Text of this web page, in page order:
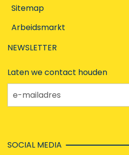
Sitemap
Arbeidsmarkt
NEWSLETTER
Laten we contact houden
e-mailadres
SOCIAL MEDIA